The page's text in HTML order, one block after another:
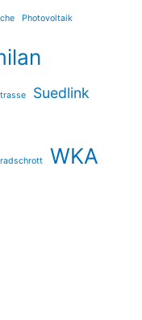
Photovoltaik
Suedlink
WKA